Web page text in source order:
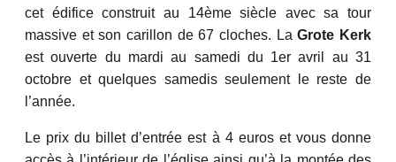
cet édifice construit au 14ème siècle avec sa tour
massive et son carillon de 67 cloches. LaGrote Kerk
est ouverte du mardi au samedi du 1er avril au 31
octobre et quelques samedis seulement le reste de
l’année.
Le prix du billet d’entrée est à 4 euros et vous donne